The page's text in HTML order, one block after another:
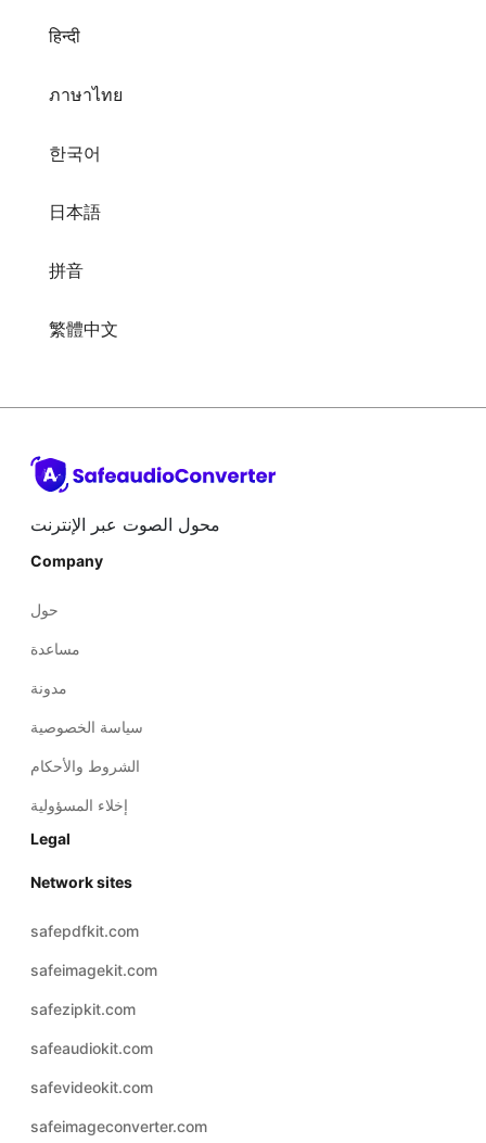
हिन्दी
ภาษาไทย
한국어
日本語
拼音
繁體中文
محول الصوت عبر الإنترنت
Company
حول
مساعدة
مدونة
سياسة الخصوصية
الشروط والأحكام
إخلاء المسؤولية
Legal
Network sites
safepdfkit.com
safeimagekit.com
safezipkit.com
safeaudiokit.com
safevideokit.com
safeimageconverter.com